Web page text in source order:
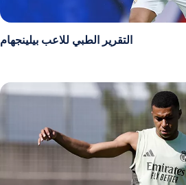
التقرير الطبي للاعب بيلينجهام